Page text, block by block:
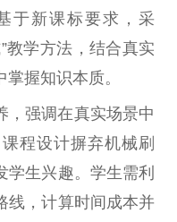
于新课标要求，采
教学方法，结合真实
握知识本质。
，强调在真实场景中
程设计摒弃机械刷
学生兴趣。学生需利
线，计算时间成本并